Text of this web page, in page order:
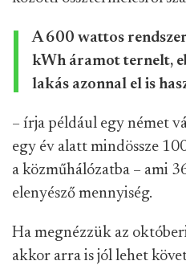
A 600 wattos
kWh áramot ternelt,
lakás azonnal el is
– írja például egy német
egy év alatt mindössze
a közműhálózatba – ami
elenyésző mennyiség.
Ha megnézzük az
akkor arra is jól lehet